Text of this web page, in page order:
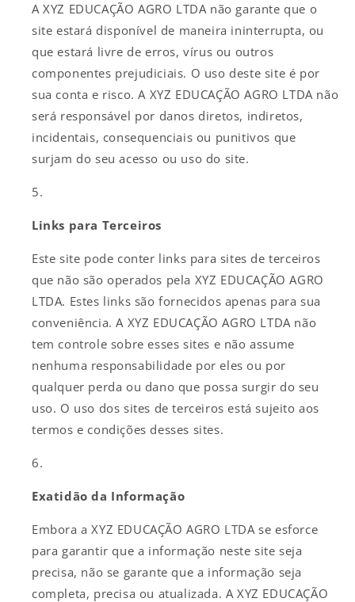
A XYZ EDUCAÇÃO AGRO LTDA não garante que o
site estará disponível de maneira ininterrupta, ou
que estará livre de erros, vírus ou outros
componentes prejudiciais. O uso deste site é por
sua conta e risco. A XYZ EDUCAÇÃO AGRO LTDA não
será responsável por danos diretos, indiretos,
incidentais, consequenciais ou punitivos que
surjam do seu acesso ou uso do site.
Links para Terceiros
Este site pode conter links para sites de terceiros
que não são operados pela XYZ EDUCAÇÃO AGRO
LTDA. Estes links são fornecidos apenas para sua
conveniência. A XYZ EDUCAÇÃO AGRO LTDA não
tem controle sobre esses sites e não assume
nenhuma responsabilidade por eles ou por
qualquer perda ou dano que possa surgir do seu
uso. O uso dos sites de terceiros está sujeito aos
termos e condições desses sites.
Exatidão da Informação
Embora a XYZ EDUCAÇÃO AGRO LTDA se esforce
para garantir que a informação neste site seja
precisa, não se garante que a informação seja
completa, precisa ou atualizada. A XYZ EDUCAÇÃO